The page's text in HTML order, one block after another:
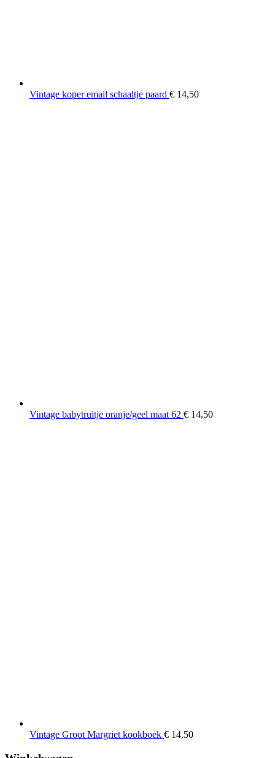
Vintage koper email schaaltje paard € 14,50
Vintage babytruitje oranje/geel maat 62 € 14,50
Vintage Groot Margriet kookboek € 14,50